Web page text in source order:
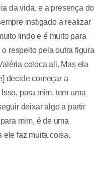
da vida, e a presença do
instigado a realizar
lindo e é muito para
respeito pela outra figura
coloca ali. Mas ela
decide começar a
para mim, tem uma
deixar algo a partir
mim, é de uma
ele faz muita coisa.